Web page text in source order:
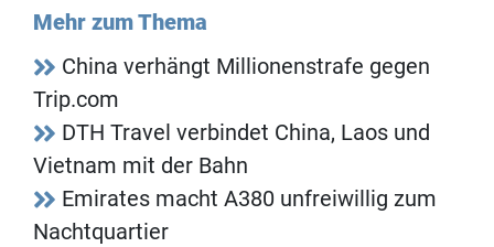
Mehr zum Thema
China verhängt Millionenstrafe gegen
Trip.com
DTH Travel verbindet China, Laos und
Vietnam mit der Bahn
Emirates macht A380 unfreiwillig zum
Nachtquartier